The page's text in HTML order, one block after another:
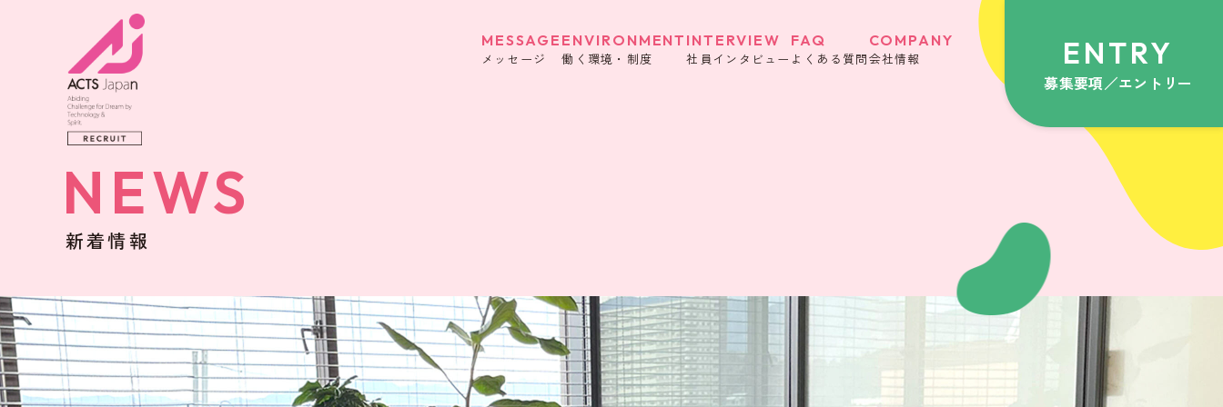
MESSAGE
メッセージ
ENVIRONMENT
働く環境・制度
INTERVIEW
社員インタビュー
FAQ
よくある質問
COMPANY
会社情報 ENTRY
募集要項／エントリー
NEWS
新着情報